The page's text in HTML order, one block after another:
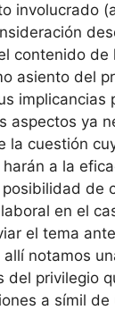
involucrado
contenido de
asiento del
implicancias
aspectos ya
la cuestión
a la
posibilidad de
en el
el tema
notamos
del privilegio
a símil de